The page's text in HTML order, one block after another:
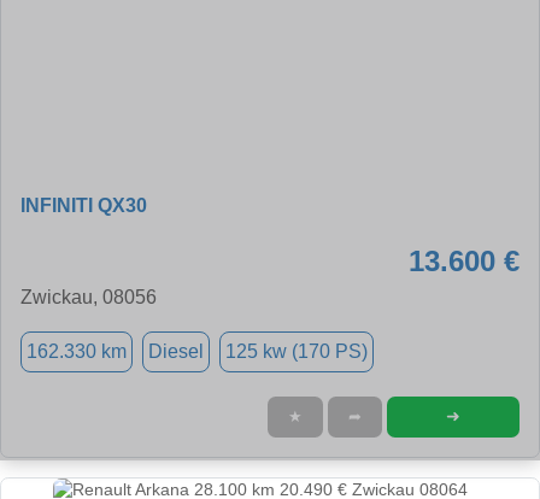
INFINITI QX30
13.600 €
Zwickau, 08056
162.330 km Diesel 125 kw (170 PS)
★ ➦ ➜